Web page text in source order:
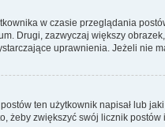
w czasie przeglądania
Drugi, zazwyczaj większy
uprawnienia. Jeżeli
ten użytkownik napisał lub
żeby zwiększyć swój licznik